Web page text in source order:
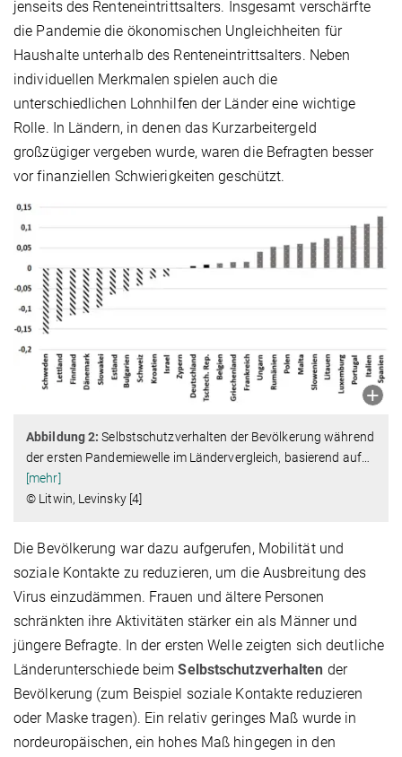
jenseits des Renteneintrittsalters. Insgesamt verschärfte
die Pandemie die ökonomischen Ungleichheiten für
Haushalte unterhalb des Renteneintrittsalters. Neben
individuellen Merkmalen spielen auch die
unterschiedlichen Lohnhilfen der Länder eine wichtige
Rolle. In Ländern, in denen das Kurzarbeitergeld
großzügiger vergeben wurde, waren die Befragten besser
vor finanziellen Schwierigkeiten geschützt.
Abbildung 2: Selbstschutzverhalten der Bevölkerung während
der ersten Pandemiewelle im Ländervergleich, basierend auf…
[mehr]
© Litwin, Levinsky [4]
Die Bevölkerung war dazu aufgerufen, Mobilität und
soziale Kontakte zu reduzieren, um die Ausbreitung des
Virus einzudämmen. Frauen und ältere Personen
schränkten ihre Aktivitäten stärker ein als Männer und
jüngere Befragte. In der ersten Welle zeigten sich deutliche
Länderunterschiede beimSelbstschutzverhalten der
Bevölkerung (zum Beispiel soziale Kontakte reduzieren
oder Maske tragen). Ein relativ geringes Maß wurde in
nordeuropäischen, ein hohes Maß hingegen in den